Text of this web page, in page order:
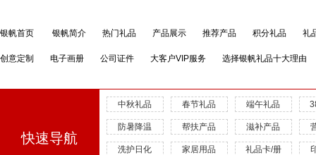
银帆首页 银帆简介 热门礼品 产品展示 推荐产品 积分礼品 礼
创意定制 电子画册 公司证件 大客户VIP服务 选择银帆礼品十大理由
快速导航
中秋礼品 春节礼品 端午礼品
防暑降温 帮扶产品 滋补产品
洗护日化 家居用品 礼品卡/册